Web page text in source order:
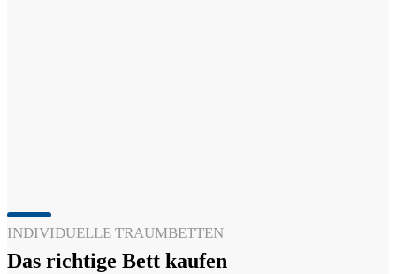
INDIVIDUELLE TRAUMBETTEN
Das richtige Bett kaufen